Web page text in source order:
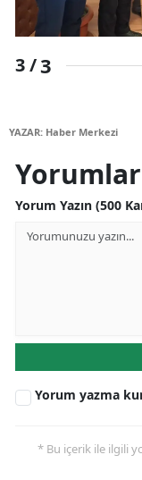
3 /3
YAZAR: Haber Merkezi
Yorumlar
Yorum Yazın (500
Yorum yazma
* Bu içerik ile ilgili